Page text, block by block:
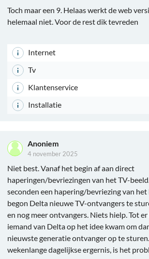
Toch maar een 9. Helaas werkt de web
helemaal niet. Voor de rest dik tevreden
Internet
Tv
Klantenservice
Installatie
Anoniem
4 november 2025
Niet best. Vanaf het begin af aan direct
haperingen/bevriezingen van het TV-
seconden een hapering/bevriezing van het
begon Delta nieuwe TV-ontvangers te
en nog meer ontvangers. Niets hielp. Tot
iemand van Delta op het idee kwam om
nieuwste generatie ontvanger op te
wekenlange dagelijkse ergernis, is het